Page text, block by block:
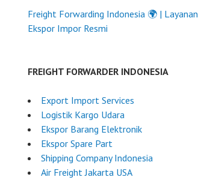
Freight Forwarding Indonesia 🌍 | Layanan
Ekspor Impor Resmi
FREIGHT FORWARDER INDONESIA
Export Import Services
Logistik Kargo Udara
Ekspor Barang Elektronik
Ekspor Spare Part
Shipping Company Indonesia
Air Freight Jakarta USA